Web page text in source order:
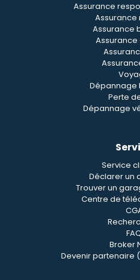
Assurance
Assurance
Assurance
Assurance
Dépannage
Perte
Dépannage
Service
Déclarer un
Trouver un
Centre de
Broker
Devenir partenaire